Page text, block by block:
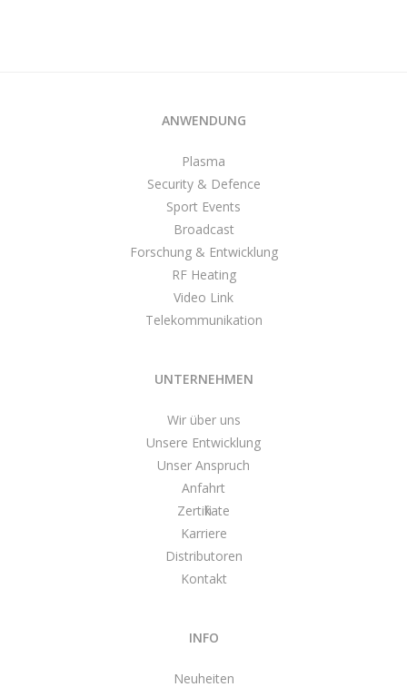
ANWENDUNG
Plasma
Security & Defence
Sport Events
Broadcast
Forschung & Entwicklung
RF Heating
Video Link
Telekommunikation
UNTERNEHMEN
Wir über uns
Unsere Entwicklung
Unser Anspruch
Anfahrt
Zertifikate
Karriere
Distributoren
Kontakt
INFO
Neuheiten